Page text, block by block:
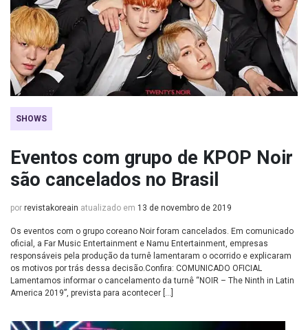
SHOWS
Eventos com grupo de KPOP Noir
são cancelados no Brasil
por revistakoreain atualizado em 13 de novembro de 2019
Os eventos com o grupo coreano Noir foram cancelados. Em comunicado
oficial, a Far Music Entertainment e Namu Entertainment, empresas
responsáveis pela produção da turnê lamentaram o ocorrido e explicaram
os motivos por trás dessa decisão.Confira: COMUNICADO OFICIAL
Lamentamos informar o cancelamento da turnê “NOIR – The Ninth in Latin
America 2019”, prevista para acontecer […]